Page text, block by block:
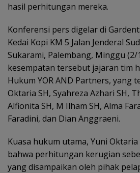
hasil perhitungan mereka.
Konferensi pers digelar di
Kedai Kopi KM 5 Jalan Jenderal
Sukarami, Palembang, Minggu (2/
kesempatan tersebut jajaran tim
Hukum YOR AND Partners, yang
Oktaria SH, Syahreza Azhari SH,
Alfionita SH, M Ilham SH, Alma
Faradini, dan Dian Anggraeni.
Kuasa hukum utama, Yuni
bahwa perhitungan kerugian
yang disampaikan oleh pihak